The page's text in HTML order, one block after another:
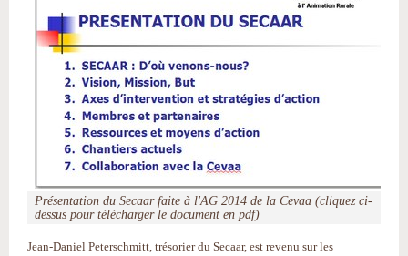
Présentation du Secaar faite à l'AG 2014 de la Cevaa (cliquez ci-
dessus pour télécharger le document en pdf)
Jean-Daniel Peterschmitt, trésorier du Secaar, est revenu sur les